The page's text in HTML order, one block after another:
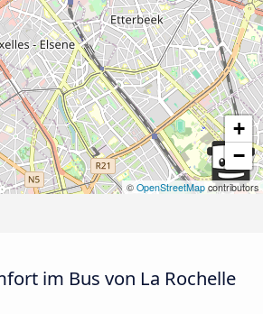
+
−
© OpenStreetMapcontributors
im Bus von La Rochelle